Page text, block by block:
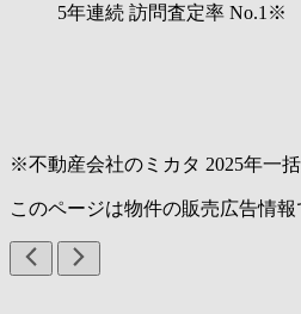
5年連続 訪問査定率 No.1 ※
※不動産会社のミカタ 2025年一
このページは物件の販売広告情